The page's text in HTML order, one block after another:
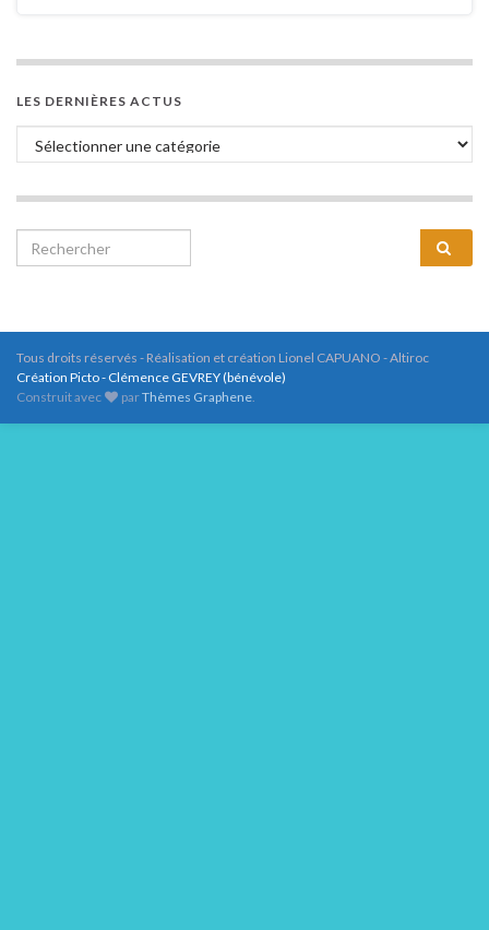
LES DERNIÈRES ACTUS
Tous droits réservés - Réalisation et création Lionel CAPUANO - Altiroc
Création Picto - Clémence GEVREY (bénévole)
Construit avec
parThèmes Graphene.